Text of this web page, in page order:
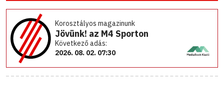
Korosztályos magazinunk
Jövünk! az M4 Sporton
Következő adás:
2026. 08. 02. 07:30